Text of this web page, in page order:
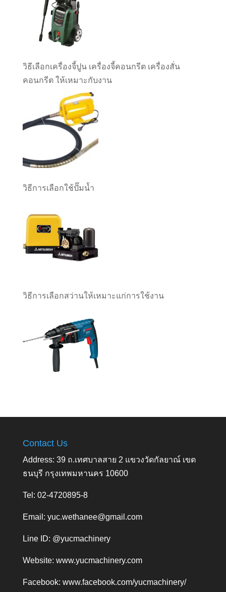
วิธีเลือกเครื่องจี้ปูน เครื่องจี้คอนกรีต เครื่องสั่น
คอนกรีต ให้เหมาะกับงาน
วิธีการเลือกใช้ปั๊มน้ำ
วิธีการเลือกสว่านให้เหมาะแก่การใช้งาน
Contact Us
Address: 39 ถ.เทศบาลสาย 2 แขวงวัดกัลยาณ์ เขต
ธนบุรี กรุงเทพมหานคร 10600
Tel: 02-4720895-8
Email: yuc.wethanee@gmail.com
Line ID: @yucmachinery
Website: www.yucmachinery.com
Facebook: www.facebook.com/yucmachinery/